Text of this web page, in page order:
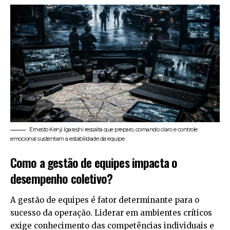
Ernesto Kenji Igarashi ressalta que preparo, comando claro e controle
emocional sustentam a estabilidade da equipe.
Como a gestão de equipes impacta o
desempenho coletivo?
A gestão de equipes é fator determinante para o
sucesso da operação. Liderar em ambientes críticos
exige conhecimento das competências individuais e